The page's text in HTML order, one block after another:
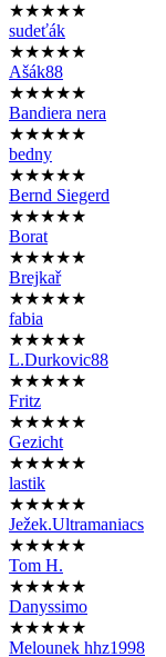
★★★★★
sudeťák
★★★★★
Ašák88
★★★★★
Bandiera nera
★★★★★
bedny
★★★★★
Bernd Siegerd
★★★★★
Borat
★★★★★
Brejkař
★★★★★
fabia
★★★★★
L.Durkovic88
★★★★★
Fritz
★★★★★
Gezicht
★★★★★
lastik
★★★★★
Ježek.Ultramaniacs
★★★★★
Tom H.
★★★★★
Danyssimo
★★★★★
Melounek hhz1998